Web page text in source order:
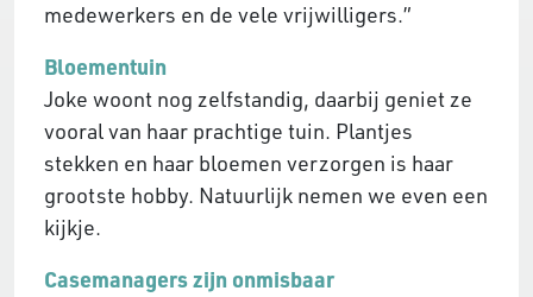
medewerkers en de vele vrijwilligers.”
Bloementuin
Joke woont nog zelfstandig, daarbij geniet ze
vooral van haar prachtige tuin. Plantjes
stekken en haar bloemen verzorgen is haar
grootste hobby. Natuurlijk nemen we even een
kijkje.
Casemanagers zijn onmisbaar